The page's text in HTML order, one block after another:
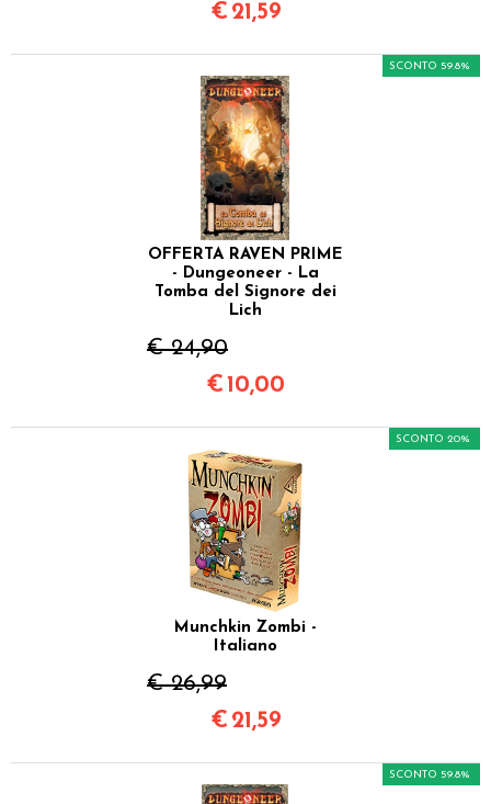
€ 21,59
OFFERTA RAVEN PRIME
- Dungeoneer - La
Tomba del Signore dei
Lich
€ 24,90
SCONTO 59.8%
€ 10,00
Munchkin Zombi -
Italiano
€ 26,99
SCONTO 20%
€ 21,59
SCONTO 59.8%